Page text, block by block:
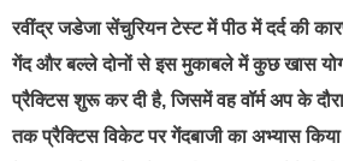
रवींद्र जडेजा सेंचुरियन टेस्ट में पीठ में दर्द की
गेंद और बल्ले दोनों से इस मुकाबले में कुछ खास
प्रैक्टिस शुरू कर दी है, जिसमें वह वॉर्म अप के
तक प्रैक्टिस विकेट पर गेंदबाजी का अभ्यास